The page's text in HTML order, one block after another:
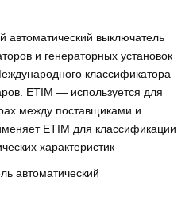
автоматический выключатель
и генераторных установок
классификатора
ETIM — используется для
между поставщиками и
ETIM для классификации
характеристик
автоматический